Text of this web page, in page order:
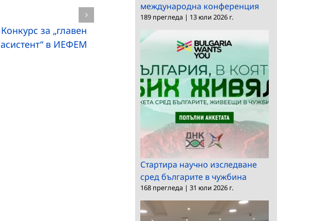
Конкурс за „главен
асистент“ в ИЕФЕМ
Утвърден
чуждестранен
българист гостува в
КМНЦ
Института по
международна конференция
189 прегледа | 13 юли 2026 г.
Стартира научно изследване
сред българите в чужбина
168 прегледа | 31 юли 2026 г.